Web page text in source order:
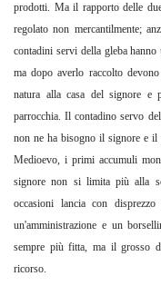
prodotti. Ma il rapporto delle
regolato non mercantilmente;
contadini servi della gleba
ma dopo averlo raccolto
natura alla casa del signore e
parrocchia. Il contadino servo
non ne ha bisogno il signore e
Medioevo, i primi accumuli
signore non si limita più alla
occasioni lancia con
un'amministrazione e un
sempre più fitta, ma il grosso
ricorso.